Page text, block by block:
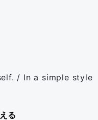
/ In a simple style
る